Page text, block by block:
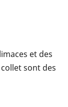
et des
sont des